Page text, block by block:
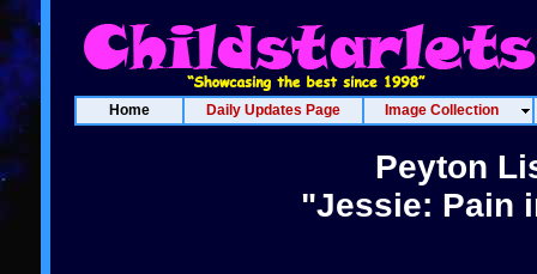
Home Daily Updates Page Image Collection
Peyton
"Jessie: Pain